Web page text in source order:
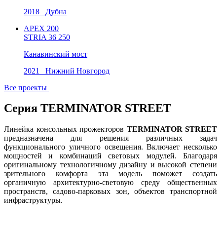
2018 Дубна
APEX 200
STRIA 36 250
Канавинский мост
2021 Нижний Новгород
Все проекты
Серия TERMINATOR STREET
Линейка консольных прожекторов TERMINATOR STREET
предназначена для решения различных задач
функционального уличного освещения. Включает несколько
мощностей и комбинаций световых модулей. Благодаря
оригинальному технологичному дизайну и высокой степени
зрительного комфорта эта модель поможет создать
органичную архитектурно-световую среду общественных
пространств, садово-парковых зон, объектов транспортной
инфраструктуры.